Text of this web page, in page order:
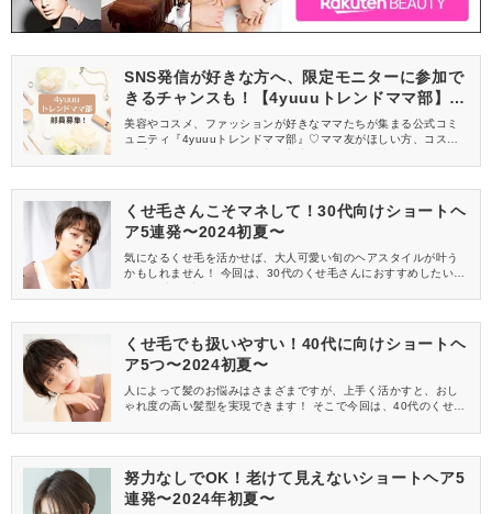
SNS発信が好きな方へ、限定モニターに参加で
きるチャンスも！【4yuuuトレンドママ部】部
員募集中
美容やコスメ、ファッションが好きなママたちが集まる公式コミ
ュニティ『4yuuuトレンドママ部』♡ママ友がほしい方、コスメサ
信してくれる方を募集しています！
くせ毛さんこそマネして！30代向けショートヘ
ア5連発〜2024初夏〜
気になるくせ毛を活かせば、大人可愛い旬のヘアスタイルが叶う
かもしれません！ 今回は、30代のくせ毛さんにおすすめしたい、
くせ毛でも扱いやすい！40代に向けショートヘ
ア5つ〜2024初夏〜
人によって髪のお悩みはさまざまですが、上手く活かすと、おし
ゃれ度の高い髪型を実現できます！ そこで今回は、40代のくせ毛
まとめてみました。
努力なしでOK！老けて見えないショートヘア5
連発〜2024年初夏〜